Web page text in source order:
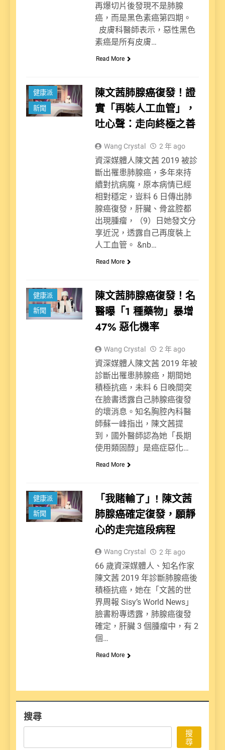
再爆切片後發現不是肺腺
癌，而是黑色素癌第四期。
皮膚科醫師表示，惡性黑色
素癌是所有皮膚…
Read More
健康派
新聞
陳文茜肺腺癌復發！證
實「再裝人工血管」，
吐心聲：走向終極之善
Wang Crystal 2 年 ago
資深媒體人陳文茜 2019 被診
斷出罹患肺腺癌，多年來持
續對抗病魔，原本病情已經
相對穩定，豈料 6 日傳出肺
腺癌復發，肝臟、骨盆腔都
出現腫瘤，（9）日她發文分
享近況，透露自己再度裝上
人工血管。 &nb…
Read More
健康派
新聞
陳文茜肺腺癌復發！名
醫曝「1 種藥物」暴增
47% 惡化機率
Wang Crystal 2 年 ago
資深媒體人陳文茜 2019 年被
診斷出罹患肺腺癌，期間她
積極抗癌，未料 6 日晚間突
在臉書透露自己肺腺癌復發
的壞消息。知名胸腔內科醫
師蘇一峰指出，陳文茜提
到，國外醫師認為她「長期
使用類固醇」是癌症惡化…
Read More
健康派
新聞
「我賭輸了」! 陳文茜
肺腺癌確定復發，願靜
心的走完這段病程
Wang Crystal 2 年 ago
66 歲資深媒體人、知名作家
陳文茜 2019 年診斷肺腺癌後
積極抗癌，她在「文茜的世
界周報 Sisy’s World News」
臉書粉專透露，肺腺癌復發
確定，肝臟 3 個腫瘤中，有 2
個…
Read More
搜尋
搜
尋